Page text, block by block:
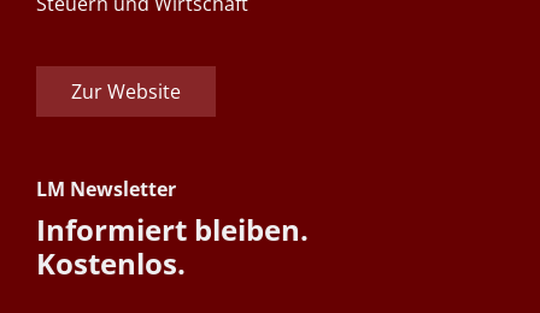
Zur Website
LM Newsletter
Informiert bleiben.
Kostenlos.